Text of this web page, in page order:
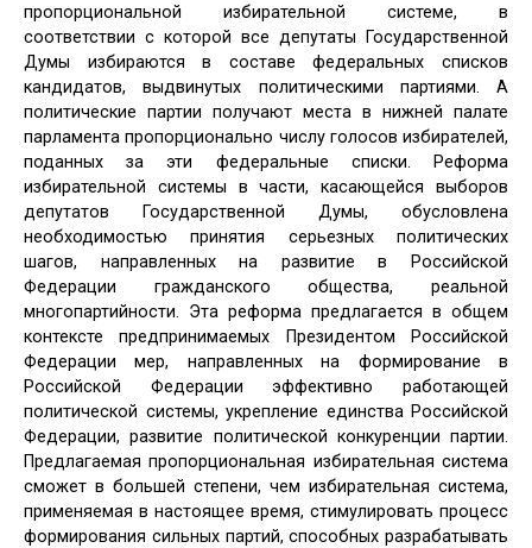
пропорциональной избирательной системе, в
соответствии с которой все депутаты Государственной
Думы избираются в составе федеральных списков
кандидатов, выдвинутых политическими партиями. А
политические партии получают места в нижней палате
парламента пропорционально числу голосов избирателей,
поданных за эти федеральные списки. Реформа
избирательной системы в части, касающейся выборов
депутатов Государственной Думы, обусловлена
необходимостью принятия серьезных политических
шагов, направленных на развитие в Российской
Федерации гражданского общества, реальной
многопартийности. Эта реформа предлагается в общем
контексте предпринимаемых Президентом Российской
Федерации мер, направленных на формирование в
Российской Федерации эффективно работающей
политической системы, укрепление единства Российской
Федерации, развитие политической конкуренции партии.
Предлагаемая пропорциональная избирательная система
сможет в большей степени, чем избирательная система,
применяемая в настоящее время, стимулировать процесс
формирования сильных партий, способных разрабатывать